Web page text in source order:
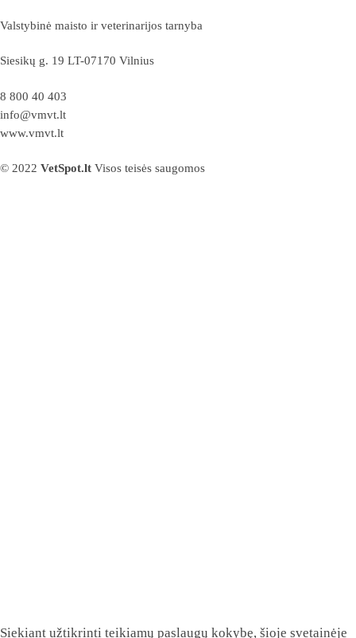
Valstybinė maisto ir veterinarijos tarnyba
Siesikų g. 19 LT-07170 Vilnius
8 800 40 403
info@vmvt.lt
www.vmvt.lt
© 2022 VetSpot.lt Visos teisės saugomos
Siekiant užtikrinti teikiamų paslaugų kokybę, šioje svetainėje